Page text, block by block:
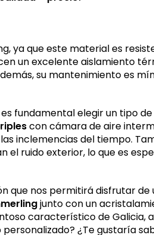
ya que este material es
un excelente aislamiento
su mantenimiento es
fundamental elegir un tipo
con cámara de aire
inclemencias del tiempo.
el ruido exterior, lo que es
que nos permitirá disfrutar de
junto con un
característico de Galicia,
¿Te gustaría